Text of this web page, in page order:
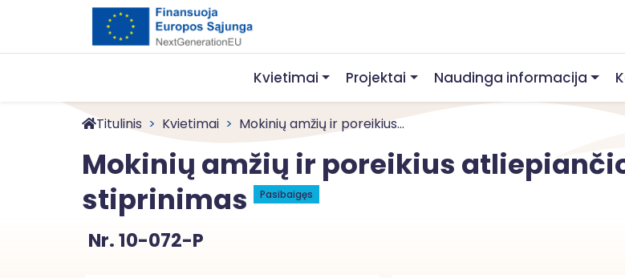
Kvietimai Projektai Naudinga informacija
Titulinis Kvietimai Mokinių amžių ir poreikius...
Mokinių amžių ir poreikius
stiprinimas
Pasibaigęs
Nr. 10-072-P